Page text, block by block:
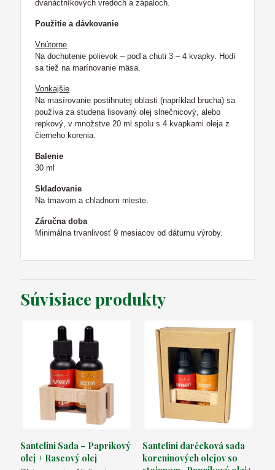
dvanáctníkových vredoch a zápaloch.
Použitie a dávkovanie
Vnútorne
Na dochutenie polievok – podľa chuti 3 – 4 kvapky. Hodí
sa tiež na marínovanie mäsa.
Vonkajšie
Na masírovanie postihnutej oblasti (napríklad brucha) sa
používa za studena lisovaný olej slnečnicový, alebo
repkový, v množstve 20 ml spolu s 4 kvapkami oleja z
čierneho korenia.
Balenie
30 ml
Skladovanie
Na tmavom a chladnom mieste.
Záručna doba
Minimálna trvanlivosť 9 mesiacov od dátumu výroby.
Súvisiace produkty
Santelini Sada – Paprikový
olej + Rascový olej
Santelini darčeková sada
koreninových olejov so